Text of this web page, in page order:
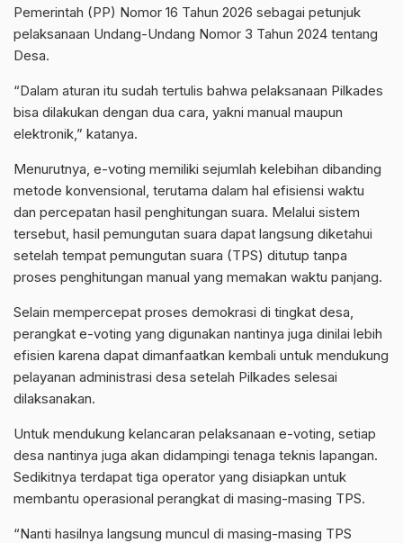
Pemerintah (PP) Nomor 16 Tahun 2026 sebagai petunjuk
pelaksanaan Undang-Undang Nomor 3 Tahun 2024 tentang
Desa.
“Dalam aturan itu sudah tertulis bahwa pelaksanaan Pilkades
bisa dilakukan dengan dua cara, yakni manual maupun
elektronik,” katanya.
Menurutnya, e-voting memiliki sejumlah kelebihan dibanding
metode konvensional, terutama dalam hal efisiensi waktu
dan percepatan hasil penghitungan suara. Melalui sistem
tersebut, hasil pemungutan suara dapat langsung diketahui
setelah tempat pemungutan suara (TPS) ditutup tanpa
proses penghitungan manual yang memakan waktu panjang.
Selain mempercepat proses demokrasi di tingkat desa,
perangkat e-voting yang digunakan nantinya juga dinilai lebih
efisien karena dapat dimanfaatkan kembali untuk mendukung
pelayanan administrasi desa setelah Pilkades selesai
dilaksanakan.
Untuk mendukung kelancaran pelaksanaan e-voting, setiap
desa nantinya juga akan didampingi tenaga teknis lapangan.
Sedikitnya terdapat tiga operator yang disiapkan untuk
membantu operasional perangkat di masing-masing TPS.
“Nanti hasilnya langsung muncul di masing-masing TPS